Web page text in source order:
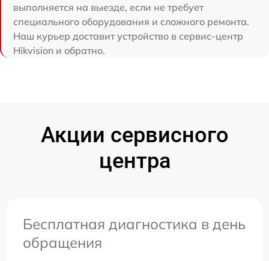
выполняется на выезде, если не требует
специального оборудования и сложного ремонта.
Наш курьер доставит устройство в сервис-центр
Hikvision и обратно.
Акции сервисного
центра
Бесплатная диагностика в день
обращения